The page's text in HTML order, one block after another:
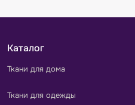
Каталог
Ткани для дома
Ткани для одежды